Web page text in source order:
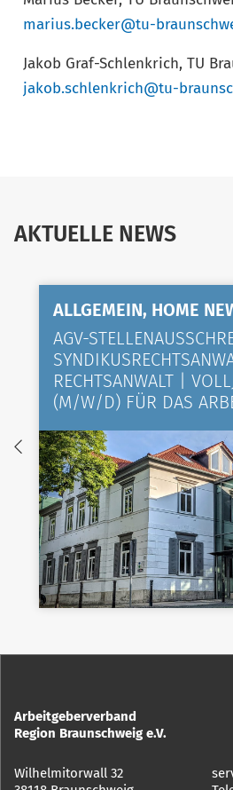
marius.becker@tu-
Jakob Graf-Schlenkrich, TU
jakob.schlenkrich@tu-
AKTUELLE NEWS
ALLGEMEIN, HOME
AGV-
RECHTSANWALT |
(M/W/D) FÜR DAS
Arbeitgeberverband
Region Braunschweig e.V.
Wilhelmitorwall 32